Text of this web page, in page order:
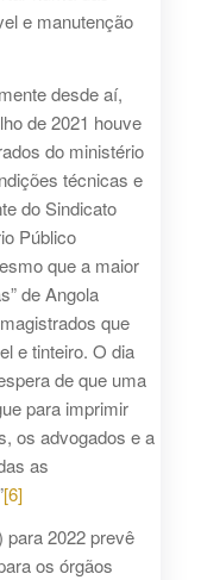
e manutenção
desde aí,
de 2021 houve
do ministério
técnicas e
do Sindicato
Público
que a maior
de Angola
que
e tinteiro. O dia
de que uma
para imprimir
os advogados e a
as
[6]
2022 prevê
os órgãos